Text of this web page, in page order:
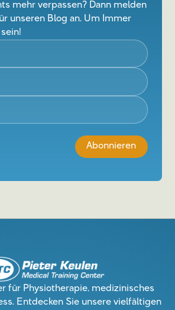
mehr verpassen? Dann melden
unseren Blog an. Um Immer
für Physiotherapie, medizinisches
Entdecken Sie unsere vielfältigen